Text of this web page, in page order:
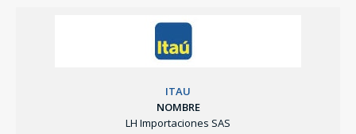
ITAU
NOMBRE
LH Importaciones SAS